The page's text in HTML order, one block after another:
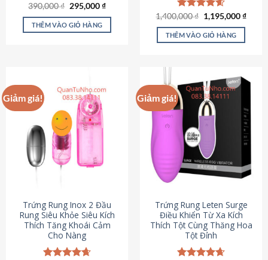
Được xếp
hạng4.90
5 sao
390,000₫ Giá
là:
390,000 ₫.
295,000₫Giá
tại
THÊM VÀO GIỎ HÀNG
Được xếp
hạng4.62
5 sao
1,400,000₫ Giá
gốc
là:
1,400,000 ₫.
1,195,000₫Giá
THÊM VÀO GIỎ HÀNG
Giảm giá!
Trứng Rung Inox 2 Đầu
Rung Siêu Khỏe Siêu Kích
Thích Tăng Khoái Cảm
Cho Nàng
Giảm giá!
Trứng Rung Leten Surge
Điều Khiển Từ Xa Kích
Thích Tột Cùng Thăng Hoa
Tột Đỉnh